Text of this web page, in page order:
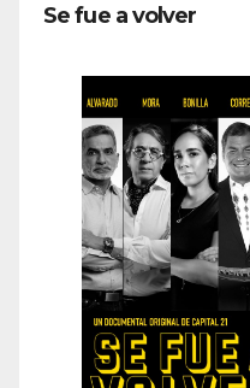
Se fue a volver